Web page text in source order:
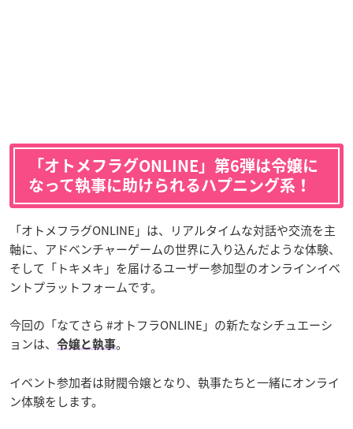
「オトメフラグONLINE」第6弾は令嬢に
なって執事に助けられるハプニング系！
「オトメフラグONLINE」は、リアルタイムな対話や交流を主
軸に、アドベンチャーゲームの世界に入り込んだような体験、
そして「トキメキ」を届けるユーザー参加型のオンラインイベ
ントプラットフォームです。
今回の「なてさら #オトフラONLINE」の新たなシチュエーシ
ョンは、
令嬢と執事。
イベント参加者は財閥令嬢となり、執事たちと一緒にオンライ
ン体験をします。